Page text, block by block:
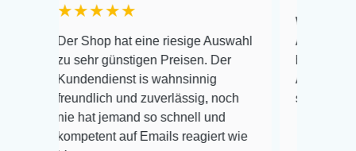
★★★★★
Der Shop hat eine riesige Auswahl
zu sehr günstigen Preisen. Der
Kundendienst is wahnsinnig
freundlich und zuverlässig, noch
nie hat jemand so schnell und
kompetent auf Emails reagiert wie
Warenanlieferung
Auswahl plus
Alles ist quick
super Zustand.